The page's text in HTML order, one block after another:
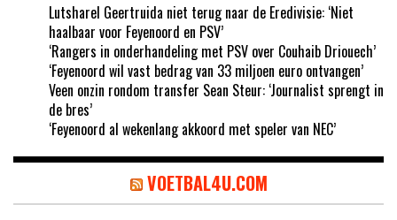
Lutsharel Geertruida niet terug naar de Eredivisie: ‘Niet
haalbaar voor Feyenoord en PSV’
‘Rangers in onderhandeling met PSV over Couhaib Driouech’
‘Feyenoord wil vast bedrag van 33 miljoen euro ontvangen’
Veen onzin rondom transfer Sean Steur: ‘Journalist sprengt in
de bres’
‘Feyenoord al wekenlang akkoord met speler van NEC’
VOETBAL4U.COM